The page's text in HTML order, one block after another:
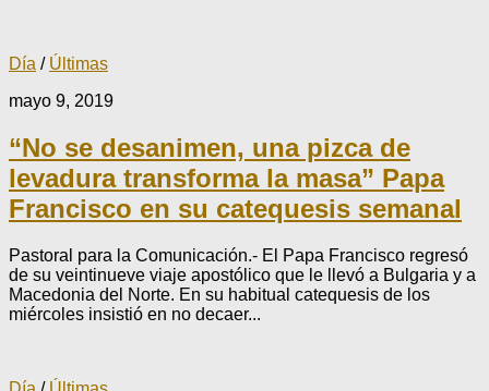
Día / Últimas
mayo 9, 2019
“No se desanimen, una pizca de
levadura transforma la masa” Papa
Francisco en su catequesis semanal
Pastoral para la Comunicación.- El Papa Francisco regresó
de su veintinueve viaje apostólico que le llevó a Bulgaria y a
Macedonia del Norte. En su habitual catequesis de los
miércoles insistió en no decaer...